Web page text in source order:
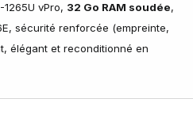
vPro, 32 Go RAM soudée,
sécurité renforcée (empreinte,
élégant et reconditionné en